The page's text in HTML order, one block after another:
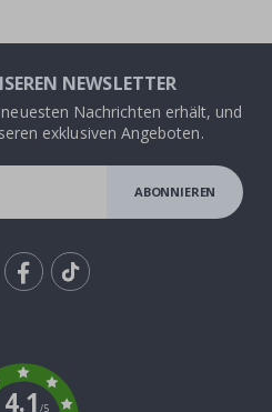
NEWSLETTER
Nachrichten erhält, und
exklusiven Angeboten.
ABONNIEREN
4.1/5